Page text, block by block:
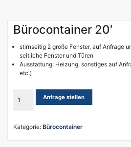
Bürocontainer 20′
stirnseitig 2 große Fenster, auf Anfrage
seitliche Fenster und Türen
Ausstattung: Heizung, sonstiges auf
etc.)
20'
Anfrage stellen
Kategorie: Bürocontainer